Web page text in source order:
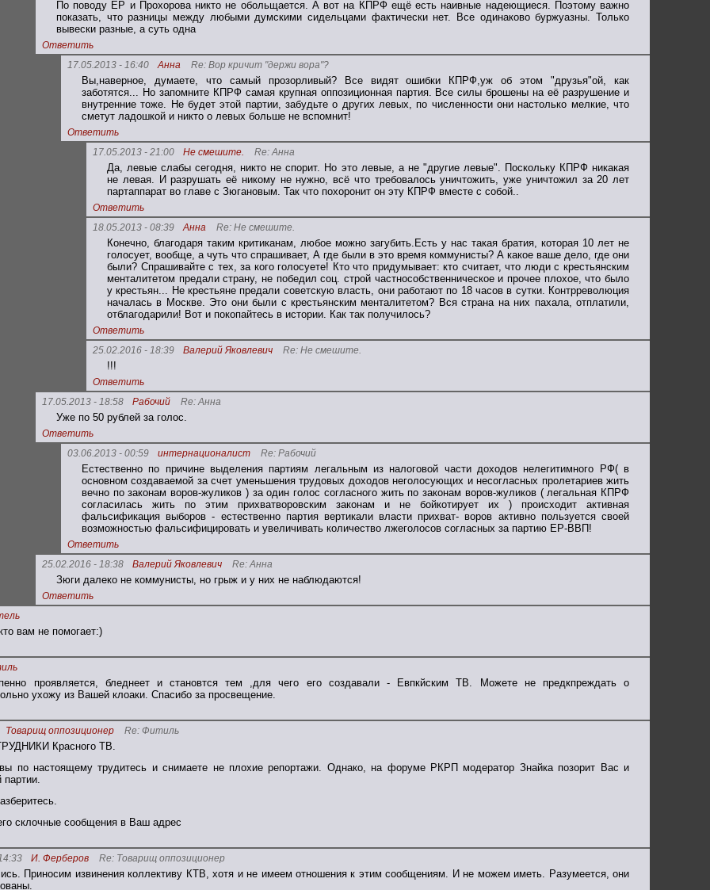
По поводу ЕР и Прохорова никто не обольщается. А вот на КПРФ ещё есть наивные надеющиеся. Поэтому важно
показать, что разницы между любыми думскими сидельцами фактически нет. Все одинаково буржуазны. Только
вывески разные, а суть одна
Ответить
17.05.2013 - 16:40
Анна Re: Вор кричит "держи вора"?
Вы,наверное, думаете, что самый прозорливый? Все видят ошибки КПРФ,уж об этом "друзья"ой, как
заботятся... Но запомните КПРФ самая крупная оппозиционная партия. Все силы брошены на её разрушение и
внутренние тоже. Не будет этой партии, забудьте о других левых, по численности они настолько мелкие, что
сметут ладошкой и никто о левых больше не вспомнит!
Ответить
17.05.2013 - 21:00
Не смешите. Re: Анна
Да, левые слабы сегодня, никто не спорит. Но это левые, а не "другие левые". Поскольку КПРФ никакая
не левая. И разрушать её никому не нужно, всё что требовалось уничтожить, уже уничтожил за 20 лет
партаппарат во главе с Зюгановым. Так что похоронит он эту КПРФ вместе с собой..
Ответить
18.05.2013 - 08:39
Анна Re: Не смешите.
Конечно, благодаря таким критиканам, любое можно загубить.Есть у нас такая братия, которая 10 лет не
голосует, вообще, а чуть что спрашивает, А где были в это время коммунисты? А какое ваше дело, где они
были? Спрашивайте с тех, за кого голосуете! Кто что придумывает: кто считает, что люди с крестьянским
менталитетом предали страну, не победил соц. строй частнособственническое и прочее плохое, что было
у крестьян... Не крестьяне предали советскую власть, они работают по 18 часов в сутки. Контрреволюция
началась в Москве. Это они были с крестьянским менталитетом? Вся страна на них пахала, отплатили,
отблагодарили! Вот и покопайтесь в истории. Как так получилось?
Ответить
25.02.2016 - 18:39
Валерий Яковлевич Re: Не смешите.
!!!
Ответить
17.05.2013 - 18:58
Рабочий Re: Анна
Уже по 50 рублей за голос.
Ответить
03.06.2013 - 00:59
интернационалист Re: Рабочий
Естественно по причине выделения партиям легальным из налоговой части доходов нелегитимного РФ( в
основном создаваемой за счет уменьшения трудовых доходов неголосующих и несогласных пролетариев жить
вечно по законам воров-жуликов ) за один голос согласного жить по законам воров-жуликов ( легальная КПРФ
согласилась жить по этим прихватворовским законам и не бойкотирует их ) происходит активная
фальсификация выборов - естественно партия вертикали власти прихват- воров активно пользуется своей
возможностью фальсифицировать и увеличивать количество лжеголосов согласных за партию ЕР-ВВП!
Ответить
25.02.2016 - 18:38
Валерий Яковлевич Re: Анна
Зюги далеко не коммунисты, но грыж и у них не наблюдаются!
Ответить
вам не помогает:)
проявляется, бледнеет и становтся тем ,для чего его создавали - Евпкйским ТВ. Можете не предкпреждать о
ухожу из Вашей клоаки. Спасибо за просвещение.
Товарищ оппозиционер Re: Фитиль
Красного ТВ.
по настоящему трудитесь и снимаете не плохие репортажи. Однако, на форуме РКРП модератор Знайка позорит Вас и
партии.
склочные сообщения в Ваш адрес
И. Ферберов Re: Товарищ оппозиционер
Приносим извинения коллективу КТВ, хотя и не имеем отношения к этим сообщениям. И не можем иметь. Разумеется, они